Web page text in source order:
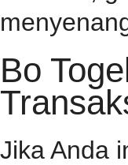
Bo
Jika Anda